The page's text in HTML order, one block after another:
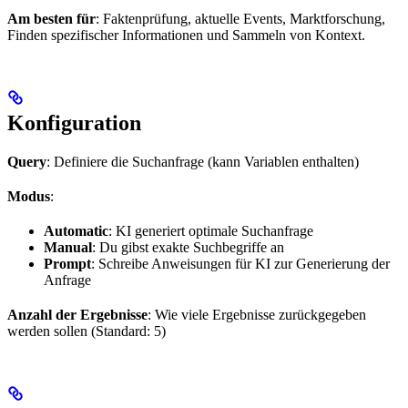
Am besten für: Faktenprüfung, aktuelle Events, Marktforschung,
Finden spezifischer Informationen und Sammeln von Kontext.
Konfiguration
Query: Definiere die Suchanfrage (kann Variablen enthalten)
Modus:
Automatic: KI generiert optimale Suchanfrage
Manual: Du gibst exakte Suchbegriffe an
Prompt: Schreibe Anweisungen für KI zur Generierung der
Anfrage
Anzahl der Ergebnisse: Wie viele Ergebnisse zurückgegeben
werden sollen (Standard: 5)